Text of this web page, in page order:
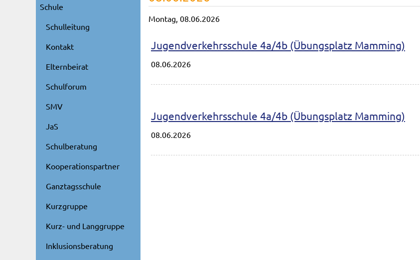
Montag, 08.06.2026
Jugendverkehrsschule 4a/4b (Übungsplatz Mamming)
08.06.2026
Jugendverkehrsschule 4a/4b (Übungsplatz Mamming)
08.06.2026
Schule
Schulleitung
Kontakt
Elternbeirat
Schulforum
SMV
JaS
Schulberatung
Kooperationspartner
Ganztagsschule
Kurzgruppe
Kurz- und Langgruppe
Inklusionsberatung